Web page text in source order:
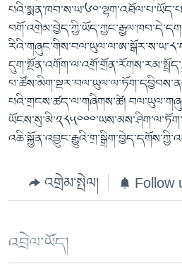
པའི་གྲངས་ཚད་ལ་གཞིགས་ཚེ།
འགྲེམ་སྤེལ། Follow
འབྲེལ་ཡོད།